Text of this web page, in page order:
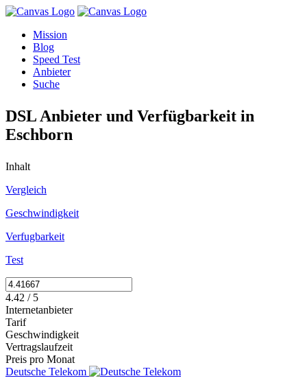
Mission
Blog
Speed Test
Anbieter
Suche
DSL Anbieter und Verfügbarkeit in
Eschborn
Inhalt
Vergleich
Geschwindigkeit
Verfugbarkeit
Test
4.42 / 5
Internetanbieter
Tarif
Geschwindigkeit
Vertragslaufzeit
Preis pro Monat
Deutsche Telekom